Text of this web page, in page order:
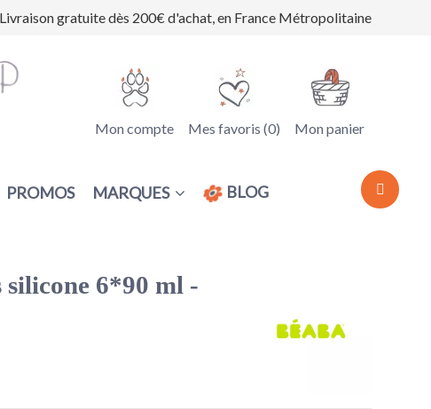
Livraison gratuite dès 200€ d'achat, en France Métropolitaine
Mon compte Mes favoris (0) Mon panier
PROMOS MARQUES BLOG
6*90 ml -